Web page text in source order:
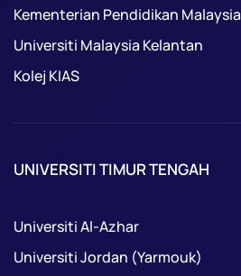
Kementerian Pendidikan Malaysia
Universiti Malaysia Kelantan
Kolej KIAS
UNIVERSITI TIMUR TENGAH
Universiti Al-Azhar
Universiti Jordan (Yarmouk)